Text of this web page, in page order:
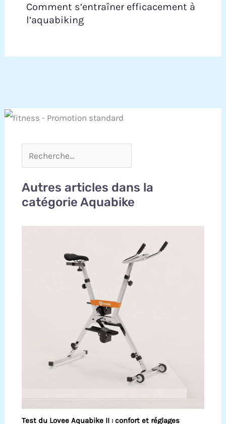
Comment s’entraîner efficacement à
l’aquabiking
Autres articles dans la
catégorie Aquabike
Test du Lovee Aquabike II : confort et réglages